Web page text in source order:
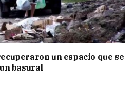
un espacio que se
basural